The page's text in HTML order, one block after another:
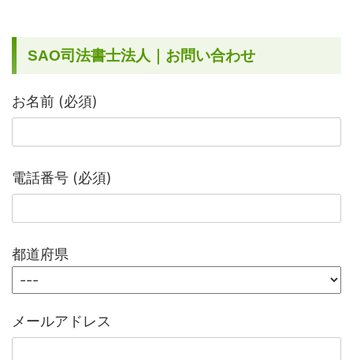
SAO司法書士法人｜お問い合わせ
お名前 (必須)
電話番号 (必須)
都道府県
メールアドレス